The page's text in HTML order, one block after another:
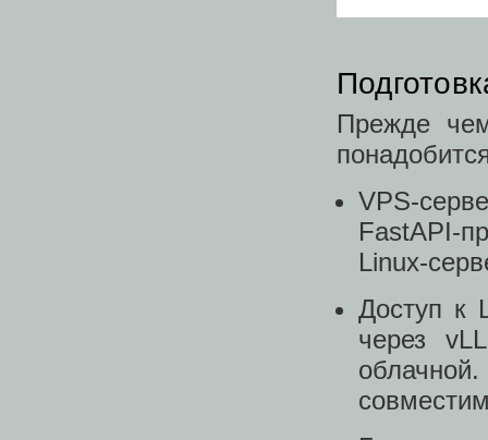
Прежде
VPS-
FastAPI-
Linux-
Доступ к
через